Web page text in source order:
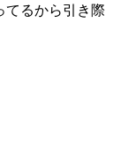
てるから引き際